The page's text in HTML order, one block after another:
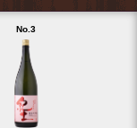
No.3